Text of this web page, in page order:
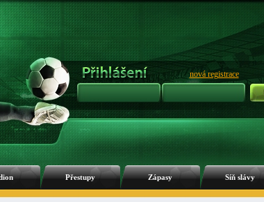
nová registrace
Přestupy Zápasy Síň slávy